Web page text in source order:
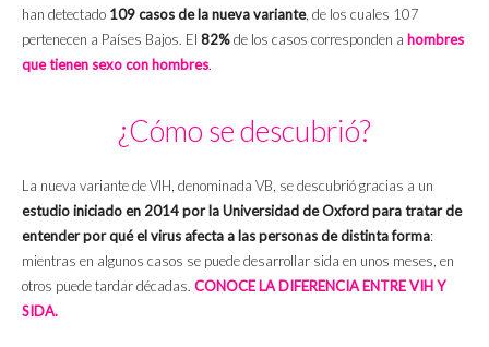
han detectado 109 casos de la nueva variante, de los cuales 107
pertenecen a Países Bajos. El 82%de los casos corresponden a hombres
que tienen sexo con hombres.
¿Cómo se descubrió?
La nueva variante de VIH, denominada VB, se descubrió gracias a un
estudio iniciado en 2014 por la Universidad de Oxford para tratar de
entender por qué el virus afecta a las personas de distinta forma:
mientras en algunos casos se puede desarrollar sida en unos meses, en
otros puede tardar décadas. CONOCE LA DIFERENCIA ENTRE VIH Y
SIDA.